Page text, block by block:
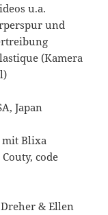
u.a.
und
(Kamera
Japan
mit Blixa
code
& Ellen